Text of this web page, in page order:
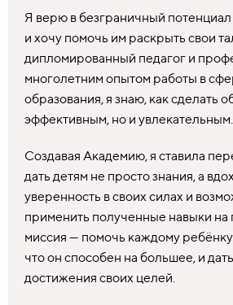
Я верю в безграничный
и хочу помочь им раскрыть свои
дипломированный педагог и
многолетним опытом работы в
образования, я знаю, как сделать
эффективным, но и увлекательным.
Создавая Академию, я ставила
дать детям не просто знания, а
уверенность в своих силах и
применить полученные навыки на
миссия — помочь каждому ребёнку
что он способен на большее, и
достижения своих целей.